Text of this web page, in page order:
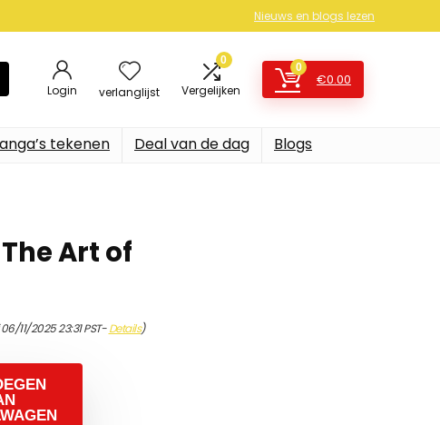
Nieuws en blogs lezen
Login verlanglijst
0
Vergelijken
0
€0.00
tekenen Deal van de dag Blogs
Art of
11/2025 23:31 PST-Details)